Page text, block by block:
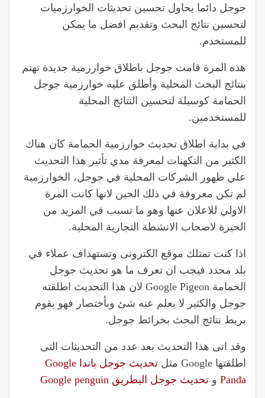
جوجل دائما يحاول تحسين تحديثات الخوارزميات
لتحسين نتائج البحث وتقديم افضل ما يمكن
للمستخدم.
هذه المرة قامت جوجل باطلاق خوارزمية جديدة تهتم
بنتائج البحث المحلية وأطلق عليه خوارزمية جوجل
الحمامة كوسيلة لتحسين النتائج المحلية
للمستخدمين.
في بداية اطلاق تحديث خوارزمية الحمامة كان هناك
الكثير من التكهنات لمعرفة مدي تأثير هذا التحديث
علي ظهور الشركات المحلية في جوجل، الخوارزمية
لم تكن معروفة في ذلك الحين لانها كانت المرة
الاولي للاعلان عنها وهو ما تسبب في المزيد من
الحيرة لاصحاب الانشطة التجارية المحلية.
اذا كنت تمتلك موقع الكترونى وتستهداف عملاء في
بلد محدد فيجب ان تعرف ما هو تحديث جوجل
الحمامة Google Pigeon لان هذا التحديث اطلقته
جوجل والكثير لا يعلم عنه شئ وبأختصار فهو يقوم
بربط نتائج البحث بخرائط جوجل.
وقد اتى هذا التحديث بعد عدد من التحديثات التى
اطلقتها Google مثل
تحديث جوجل باندا Google
Panda و تحديث جوجل البطريق Google penguin